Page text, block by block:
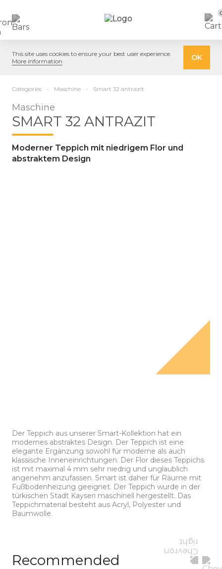
This site uses cookies to ensure your best user experience.
More information
OK
Categories Maschine Smart 32 antrazit
Maschine
SMART 32 ANTRAZIT
Moderner Teppich mit niedrigem Flor und
abstraktem Design
Der Teppich aus unserer Smart-Kollektion hat ein
modernes abstraktes Design. Der Teppich ist eine
elegante Ergänzung sowohl für moderne als auch
klassische Inneneinrichtungen. Der Flor dieses Teppichs
ist mit maximal 4 mm sehr niedrig und unglaublich
angenehm anzufassen. Smart ist daher für Räume mit
Fußbodenheizung geeignet. Der Teppich wurde in der
türkischen Stadt Kayseri maschinell hergestellt. Das
Teppichmaterial besteht aus Acryl, Polyester und
Baumwolle.
Recommended